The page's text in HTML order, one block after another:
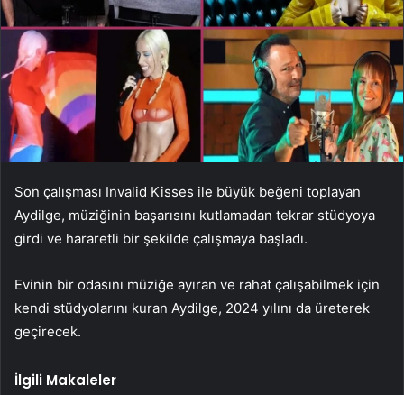
Son çalışması Invalid Kisses ile büyük beğeni toplayan
Aydilge, müziğinin başarısını kutlamadan tekrar stüdyoya
girdi ve hararetli bir şekilde çalışmaya başladı.
Evinin bir odasını müziğe ayıran ve rahat çalışabilmek için
kendi stüdyolarını kuran Aydilge, 2024 yılını da üreterek
geçirecek.
İlgili Makaleler